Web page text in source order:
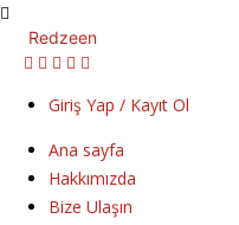
Redzeen
Giriş Yap / Kayıt Ol
Ana sayfa
Hakkımızda
Bize Ulaşın